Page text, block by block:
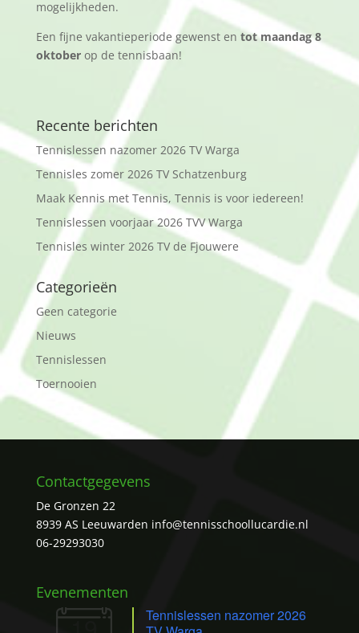
mogelijkheden.
Een fijne vakantieperiode gewenst en tot maandag 8
oktoberop de tennisbaan!
Recente berichten
Tennislessen nazomer 2026 TV Warga
Tennisles zomer 2026 TV Schatzenburg
Maak Kennis met Tennis, Tennis is voor iedereen!
Tennislessen voorjaar 2026 TVV Warga
Tennisles winter 2026 TV de Fjouwere
Categorieën
Geen categorie
Nieuws
Tennislessen
Toernooien
Contactgegevens
De Gronzen 22
8939 AS Leeuwarden info@tennisschoollucardie.nl
06-29293030
Evenementen
Tennislessen nazomer 2026